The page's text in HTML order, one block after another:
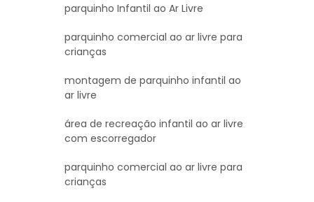
parquinho Infantil ao Ar Livre
parquinho comercial ao ar livre para
crianças
montagem de parquinho infantil ao
ar livre
área de recreação infantil ao ar livre
com escorregador
parquinho comercial ao ar livre para
crianças